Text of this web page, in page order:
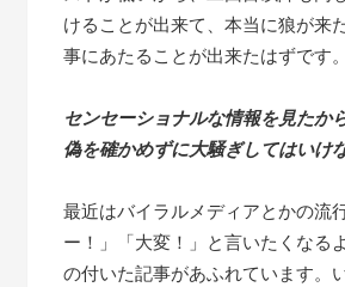
けることが出来て、本当に狼が来
事にあたることが出来たはずです。
センセーショナルな情報を見たか
偽を確かめずに大騒ぎしてはいけな
最近はバイラルメディアとかの流
ー！」「大変！」と言いたくなる
の付いた記事があふれています。